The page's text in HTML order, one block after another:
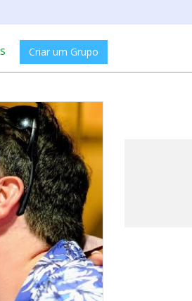
Criar um Grupo